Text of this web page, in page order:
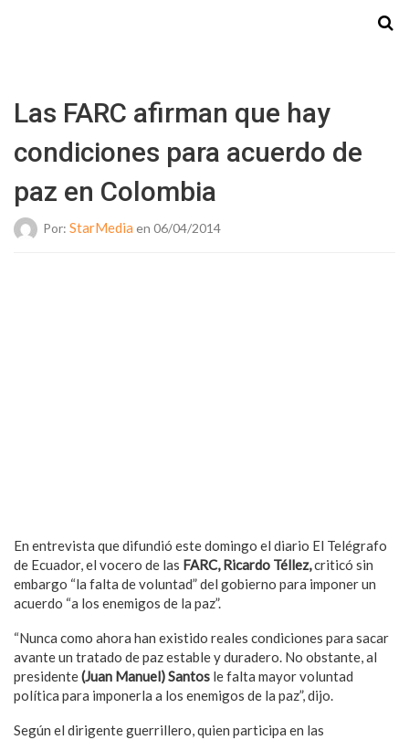
Las FARC afirman que hay
condiciones para acuerdo de
paz en Colombia
Por: StarMedia en 06/04/2014
En entrevista que difundió este domingo el diario El Telégrafo
de Ecuador, el vocero de las FARC, Ricardo Téllez,criticó sin
embargo “la falta de voluntad” del gobierno para imponer un
acuerdo “a los enemigos de la paz”.
“Nunca como ahora han existido reales condiciones para sacar
avante un tratado de paz estable y duradero. No obstante, al
presidente(Juan Manuel) Santos le falta mayor voluntad
política para imponerla a los enemigos de la paz”, dijo.
Según el dirigente guerrillero, quien participa en las